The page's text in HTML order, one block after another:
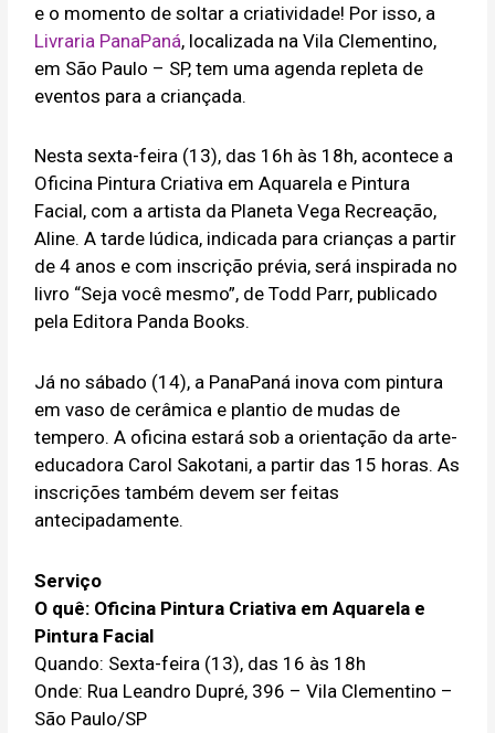
e o momento de soltar a criatividade! Por isso, a
Livraria PanaPaná, localizada na Vila Clementino,
em São Paulo – SP, tem uma agenda repleta de
eventos para a criançada.
Nesta sexta-feira (13), das 16h às 18h, acontece a
Oficina Pintura Criativa em Aquarela e Pintura
Facial, com a artista da Planeta Vega Recreação,
Aline. A tarde lúdica, indicada para crianças a partir
de 4 anos e com inscrição prévia, será inspirada no
livro “Seja você mesmo”, de Todd Parr, publicado
pela Editora Panda Books.
Já no sábado (14), a PanaPaná inova com pintura
em vaso de cerâmica e plantio de mudas de
tempero. A oficina estará sob a orientação da arte-
educadora Carol Sakotani, a partir das 15 horas. As
inscrições também devem ser feitas
antecipadamente.
Serviço
O quê: Oficina Pintura Criativa em Aquarela e
Pintura Facial
Quando: Sexta-feira (13), das 16 às 18h
Onde: Rua Leandro Dupré, 396 – Vila Clementino –
São Paulo/SP